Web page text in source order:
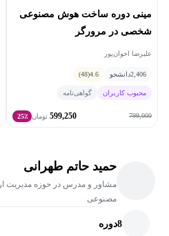
مینی دوره ساخت هوش مصنوعی
شخصی در مرورگر
علیرضا اخوان‌پور
2,406دانشجو 4.6
(48)
محبوب کاربران گواهی‌نامه
799,000
599,250 تومان 25٪
حمید حاتم طهرانی
مشاور و مدرس در حوزه مدیریت
مصنوعی
8دوره